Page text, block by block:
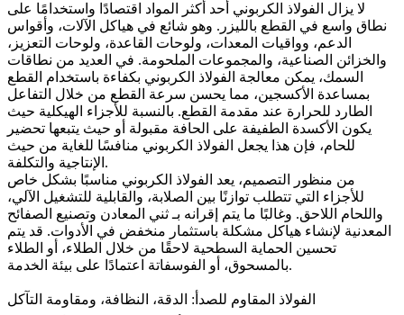
لا يزال الفولاذ الكربوني أحد أكثر المواد اقتصادًا واستخدامًا على
نطاق واسع في القطع بالليزر. وهو شائع في هياكل الآلات، وأقواس
الدعم، وواقيات المعدات، ولوحات القاعدة، ولوحات التعزيز،
والخزائن الصناعية، والمجموعات الملحومة. في العديد من نطاقات
السمك، يمكن معالجة الفولاذ الكربوني بكفاءة باستخدام القطع
بمساعدة الأكسجين، مما يحسن سرعة القطع من خلال التفاعل
الطارد للحرارة عند مقدمة القطع. بالنسبة للأجزاء الهيكلية حيث
يكون الأكسدة الطفيفة على الحافة مقبولة أو حيث يتبعها تحضير
للحام، فإن هذا يجعل الفولاذ الكربوني منافسًا للغاية من حيث
الإنتاجية والتكلفة.
من منظور التصميم، يعد الفولاذ الكربوني مناسبًا بشكل خاص
للأجزاء التي تتطلب توازنًا بين الصلابة، والقابلية للتشغيل الآلي،
واللحام اللاحق. وغالبًا ما يتم إقرانه بـ ثني المعادن وتصنيع الصفائح
المعدنية لإنشاء هياكل مشكلة باستثمار منخفض في الأدوات. قد يتم
تحسين الحماية السطحية لاحقًا من خلال الطلاء، أو الطلاء
بالمسحوق، أو الفوسفاتة اعتمادًا على بيئة الخدمة.
الفولاذ المقاوم للصدأ: الدقة، النظافة، ومقاومة التآكل